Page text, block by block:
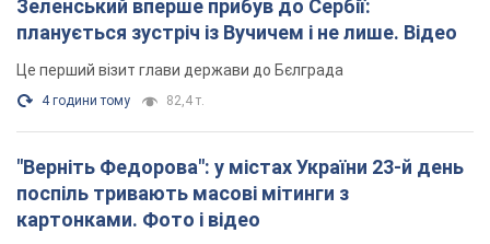
Сенат США схвалив законопроєкт Грема про
санкції проти Росії: що далі
4 години тому